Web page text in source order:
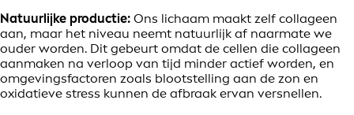
Natuurlijke productie: Ons lichaam maakt zelf collageen
aan, maar het niveau neemt natuurlijk af naarmate we
ouder worden. Dit gebeurt omdat de cellen die collageen
aanmaken na verloop van tijd minder actief worden, en
omgevingsfactoren zoals blootstelling aan de zon en
oxidatieve stress kunnen de afbraak ervan versnellen.